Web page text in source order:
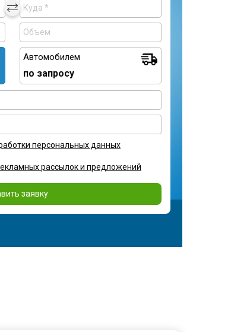
Автомобилем
по запросу
персональных данных
рассылок и предложений
заявку